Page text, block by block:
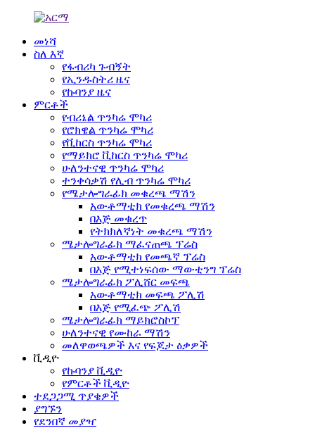
መነሻ
ስለ እኛ
የፋብሪካ ጉብኝት
የኢንዱስትሪ ዜና
የኩባንያ ዜና
ምርቶች
የብሪኔል ጥንካሬ ሞካሪ
የሮክዌል ጥንካሬ ሞካሪ
የቪከርስ ጥንካሬ ሞካሪ
የማይክሮ ቪከርስ ጥንካሬ ሞካሪ
ሁለንተናዊ ጥንካሬ ሞካሪ
ተንቀሳቃሽ የሊብ ጥንካሬ ሞካሪ
የሜታሎግራፊክ መቁረጫ ማሽን
አውቶማቲክ የመቁረጫ ማሽን
በእጅ መቁረጥ
የትክክለኛነት መቁረጫ ማሽን
ሜታሎግራፊክ ማፈናጠጫ ፕሬስ
አውቶማቲክ የመጫኛ ፕሬስ
በእጅ የሚተነፍሰው ማውቲንግ ፕሬስ
ሜታሎግራፊክ ፖሊሸር መፍጫ
አውቶማቲክ መፍጫ ፖሊሽ
በእጅ የሚፈጭ ፖሊሽ
ሜታሎግራፊክ ማይክሮስኮፕ
ሁለንተናዊ የሙከራ ማሽን
መለዋወጫዎች እና የፍጆታ ዕቃዎች
ቪዲዮ
የኩባንያ ቪዲዮ
የምርቶች ቪዲዮ
ተደጋጋሚ ጥያቄዎች
ያግኙን
የደንበኛ መያዣ